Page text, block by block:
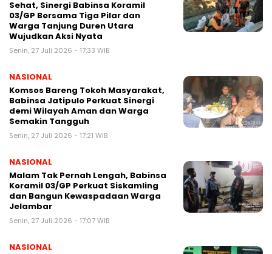
Sehat, Sinergi Babinsa Koramil
03/GP Bersama Tiga Pilar dan
Warga Tanjung Duren Utara
Wujudkan Aksi Nyata
Senin, 27 Juli 2026 - 17:33 WIB
NASIONAL
Komsos Bareng Tokoh Masyarakat,
Babinsa Jatipulo Perkuat Sinergi
demi Wilayah Aman dan Warga
Semakin Tangguh
Senin, 27 Juli 2026 - 17:21 WIB
NASIONAL
Malam Tak Pernah Lengah, Babinsa
Koramil 03/GP Perkuat Siskamling
dan Bangun Kewaspadaan Warga
Jelambar
Senin, 27 Juli 2026 - 17:07 WIB
NASIONAL